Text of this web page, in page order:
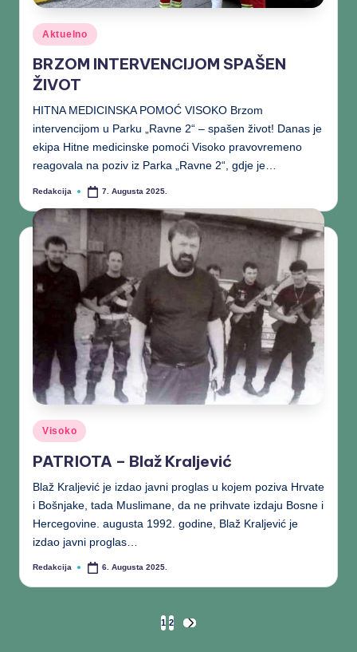
Aktuelno
BRZOM INTERVENCIJOM SPAŠEN
ŽIVOT
HITNA MEDICINSKA POMOĆ VISOKO Brzom
intervencijom u Parku „Ravne 2“ – spašen život! Danas je
ekipa Hitne medicinske pomoći Visoko pravovremeno
reagovala na poziv iz Parka „Ravne 2“, gdje je…
Redakcija 7. Augusta 2025.
Visoko
PATRIOTA – Blaž Kraljević
Blaž Kraljević je izdao javni proglas u kojem poziva Hrvate
i Bošnjake, tada Muslimane, da ne prihvate izdaju Bosne i
Hercegovine. augusta 1992. godine, Blaž Kraljević je
izdao javni proglas…
Redakcija 6. Augusta 2025.
1 2